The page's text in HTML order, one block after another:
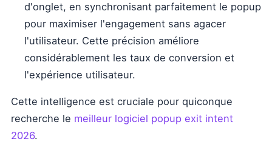
d'onglet, en synchronisant parfaitement le popup
pour maximiser l'engagement sans agacer
l'utilisateur. Cette précision améliore
considérablement les taux de conversion et
l'expérience utilisateur.
Cette intelligence est cruciale pour quiconque
recherche le meilleur logiciel popup exit intent
2026.